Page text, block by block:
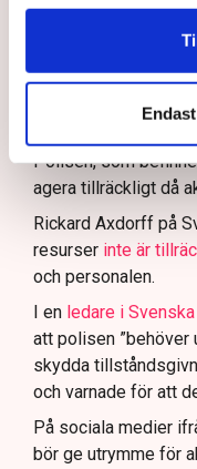
agerande på plats.
brottsmisstankar
Polisen använder
för att
Samtidigt är
att navigera
Polisen, som
agera tillräckligt då
Rickard Axdorff på
resurser inte är
och personalen.
I en ledare i
att polisen
skydda
och varnade för att
På sociala medier
bör ge utrymme för